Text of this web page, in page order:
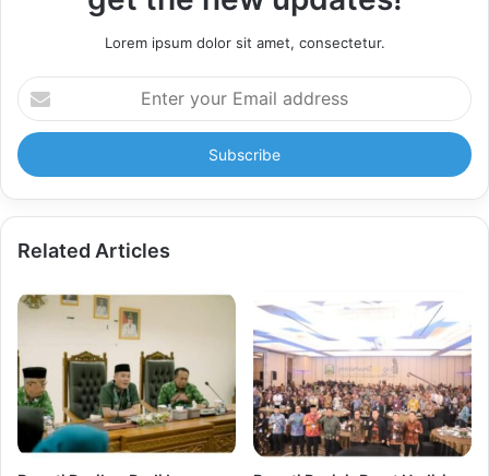
Lorem ipsum dolor sit amet, consectetur.
Enter
your
Email
address
Related Articles